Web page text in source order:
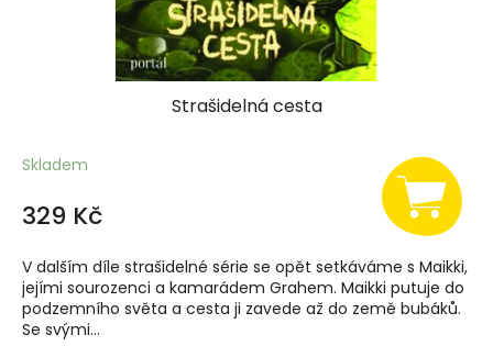
Strašidelná cesta
Skladem
329 Kč
V dalším díle strašidelné série se opět setkáváme s Maikki,
jejími sourozenci a kamarádem Grahem. Maikki putuje do
podzemního světa a cesta ji zavede až do země bubáků.
Se svými...